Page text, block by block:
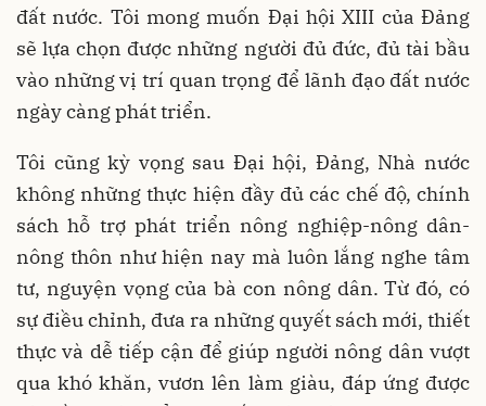
đất nước. Tôi mong muốn Đại hội XIII của Đảng
sẽ lựa chọn được những người đủ đức, đủ tài bầu
vào những vị trí quan trọng để lãnh đạo đất nước
ngày càng phát triển.
Tôi cũng kỳ vọng sau Đại hội, Đảng, Nhà nước
không những thực hiện đầy đủ các chế độ, chính
sách hỗ trợ phát triển nông nghiệp-nông dân-
nông thôn như hiện nay mà luôn lắng nghe tâm
tư, nguyện vọng của bà con nông dân. Từ đó, có
sự điều chỉnh, đưa ra những quyết sách mới, thiết
thực và dễ tiếp cận để giúp người nông dân vượt
qua khó khăn, vươn lên làm giàu, đáp ứng được